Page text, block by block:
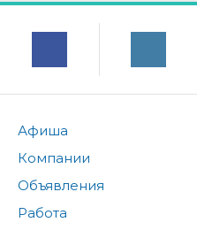
Афиша
Компании
Объявления
Работа